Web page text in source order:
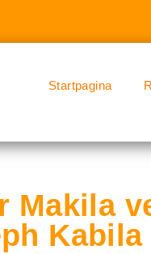
Startpagina
Makila